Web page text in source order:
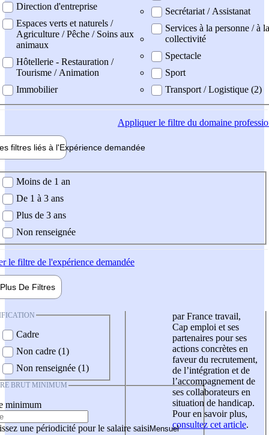
Direction d'entreprise
Espaces verts et naturels /
Agriculture / Pêche / Soins aux
animaux
Hôtellerie - Restauration /
Tourisme / Animation
Immobilier
Secrétariat / Assistanat
Services à la personne / à la
collectivité
Spectacle
Sport
Transport / Logistique (2)
Appliquerle filtre du domaine
filtres liés à l'Expérience demandée
demandée
Moins de 1 an
De 1 à 3 ans
Plus de 3 ans
Non renseignée
le filtre de l'expérience demandée
Plus De Filtres
Cadre
Non cadre (1)
Non renseignée (1)
BRUT MINIMUM
minimum
une périodicité pour le salaire saisi
par France travail,
Cap emploi et ses
partenaires pour ses
actions concrètes en
faveur du recrutement,
de l’intégration et de
l’accompagnement de
ses collaborateurs en
situation de handicap.
Pour en savoir plus,
consultez cet article.